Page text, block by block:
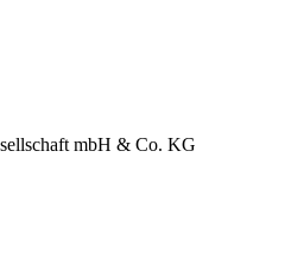
mbH & Co. KG